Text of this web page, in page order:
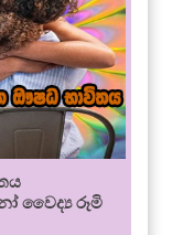
වෛද්‍ය රූමි